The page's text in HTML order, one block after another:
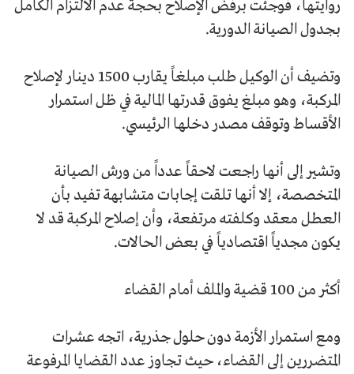
روايتها، فوجئت برفض الإصلاح بحجة عدم الالتزام الكامل
بجدول الصيانة الدورية.
وتضيف أن الوكيل طلب مبلغاً يقارب 1500 دينار لإصلاح
المركبة، وهو مبلغ يفوق قدرتها المالية في ظل استمرار
الأقساط وتوقف مصدر دخلها الرئيسي.
وتشير إلى أنها راجعت لاحقاً عدداً من ورش الصيانة
المتخصصة، إلا أنها تلقت إجابات متشابهة تفيد بأن
العطل معقد وكلفته مرتفعة، وأن إصلاح المركبة قد لا
يكون مجدياً اقتصادياً في بعض الحالات.
أكثر من 100 قضية والملف أمام القضاء
ومع استمرار الأزمة دون حلول جذرية، اتجه عشرات
المتضررين إلى القضاء، حيث تجاوز عدد القضايا المرفوعة